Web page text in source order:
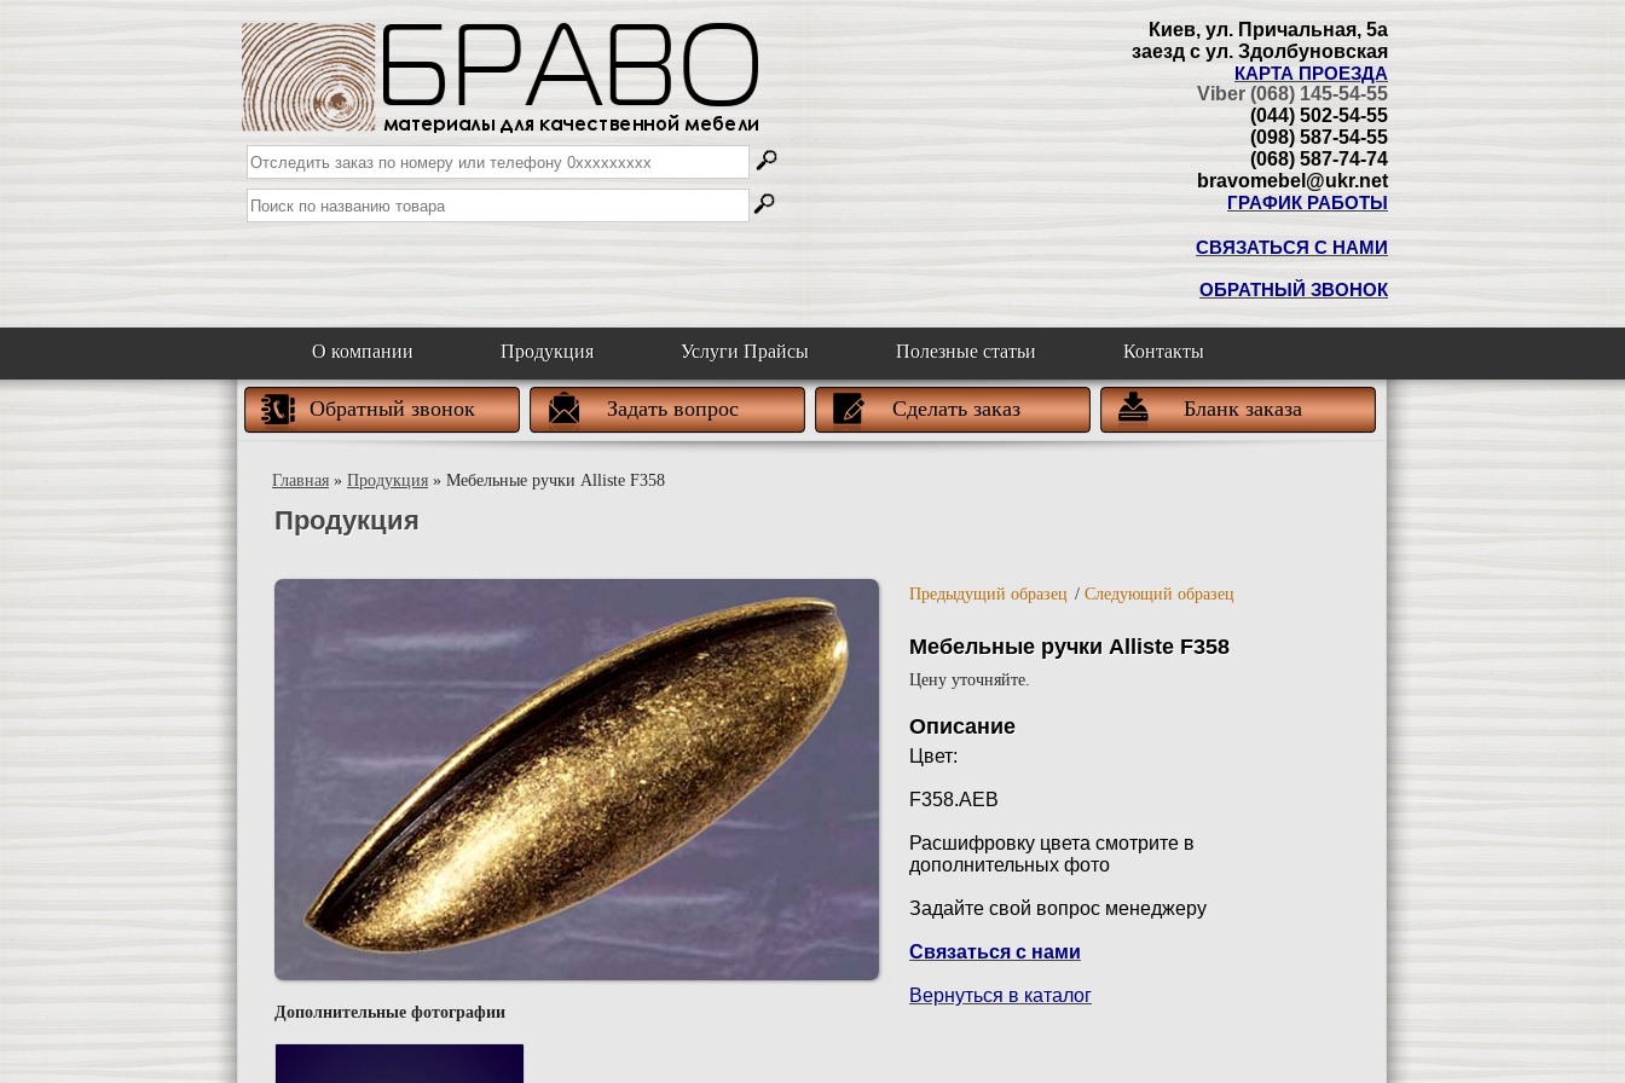
Киев, ул. Причальная, 5а
заезд с ул. Здолбуновская
КАРТА ПРОЕЗДА
Viber (068) 145-54-55
(044) 502-54-55
(098) 587-54-55
(068) 587-74-74
bravomebel@ukr.net
ГРАФИК РАБОТЫ
СВЯЗАТЬСЯ С НАМИ
ОБРАТНЫЙ ЗВОНОК
О компании Продукция Услуги Прайсы Полезные статьи Контакты
Обратный звонок Задать вопрос Сделать заказ Бланк заказа
Главная » Продукция » Мебельные ручки Alliste F358
Продукция
Дополнительные фотографии
Предыдущий образец / Следующий образец
Мебельные ручки Alliste F358
Цену уточняйте.
Описание
Цвет:
F358.AEB
Расшифровку цвета смотрите в
дополнительных фото
Задайте свой вопрос менеджеру
Связаться с нами
Вернуться в каталог